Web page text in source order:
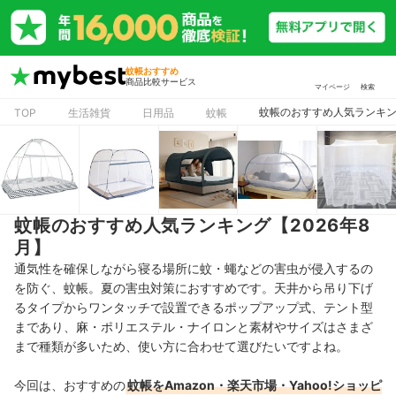
蚊帳おすすめ
商品比較サービス
マイページ 検索
TOP 生活雑貨 日用品 蚊帳 蚊帳のおすすめ人気ランキ
蚊帳のおすすめ人気ランキング【2026年8
月】
通気性を確保しながら寝る場所に蚊・蠅などの害虫が侵入するの
を防ぐ、蚊帳。夏の害虫対策におすすめです。天井から吊り下げ
るタイプからワンタッチで設置できるポップアップ式、テント型
まであり、麻・ポリエステル・ナイロンと素材やサイズはさまざ
まで種類が多いため、使い方に合わせて選びたいですよね。
今回は、おすすめの蚊帳をAmazon・楽天市場・Yahoo!ショッピ